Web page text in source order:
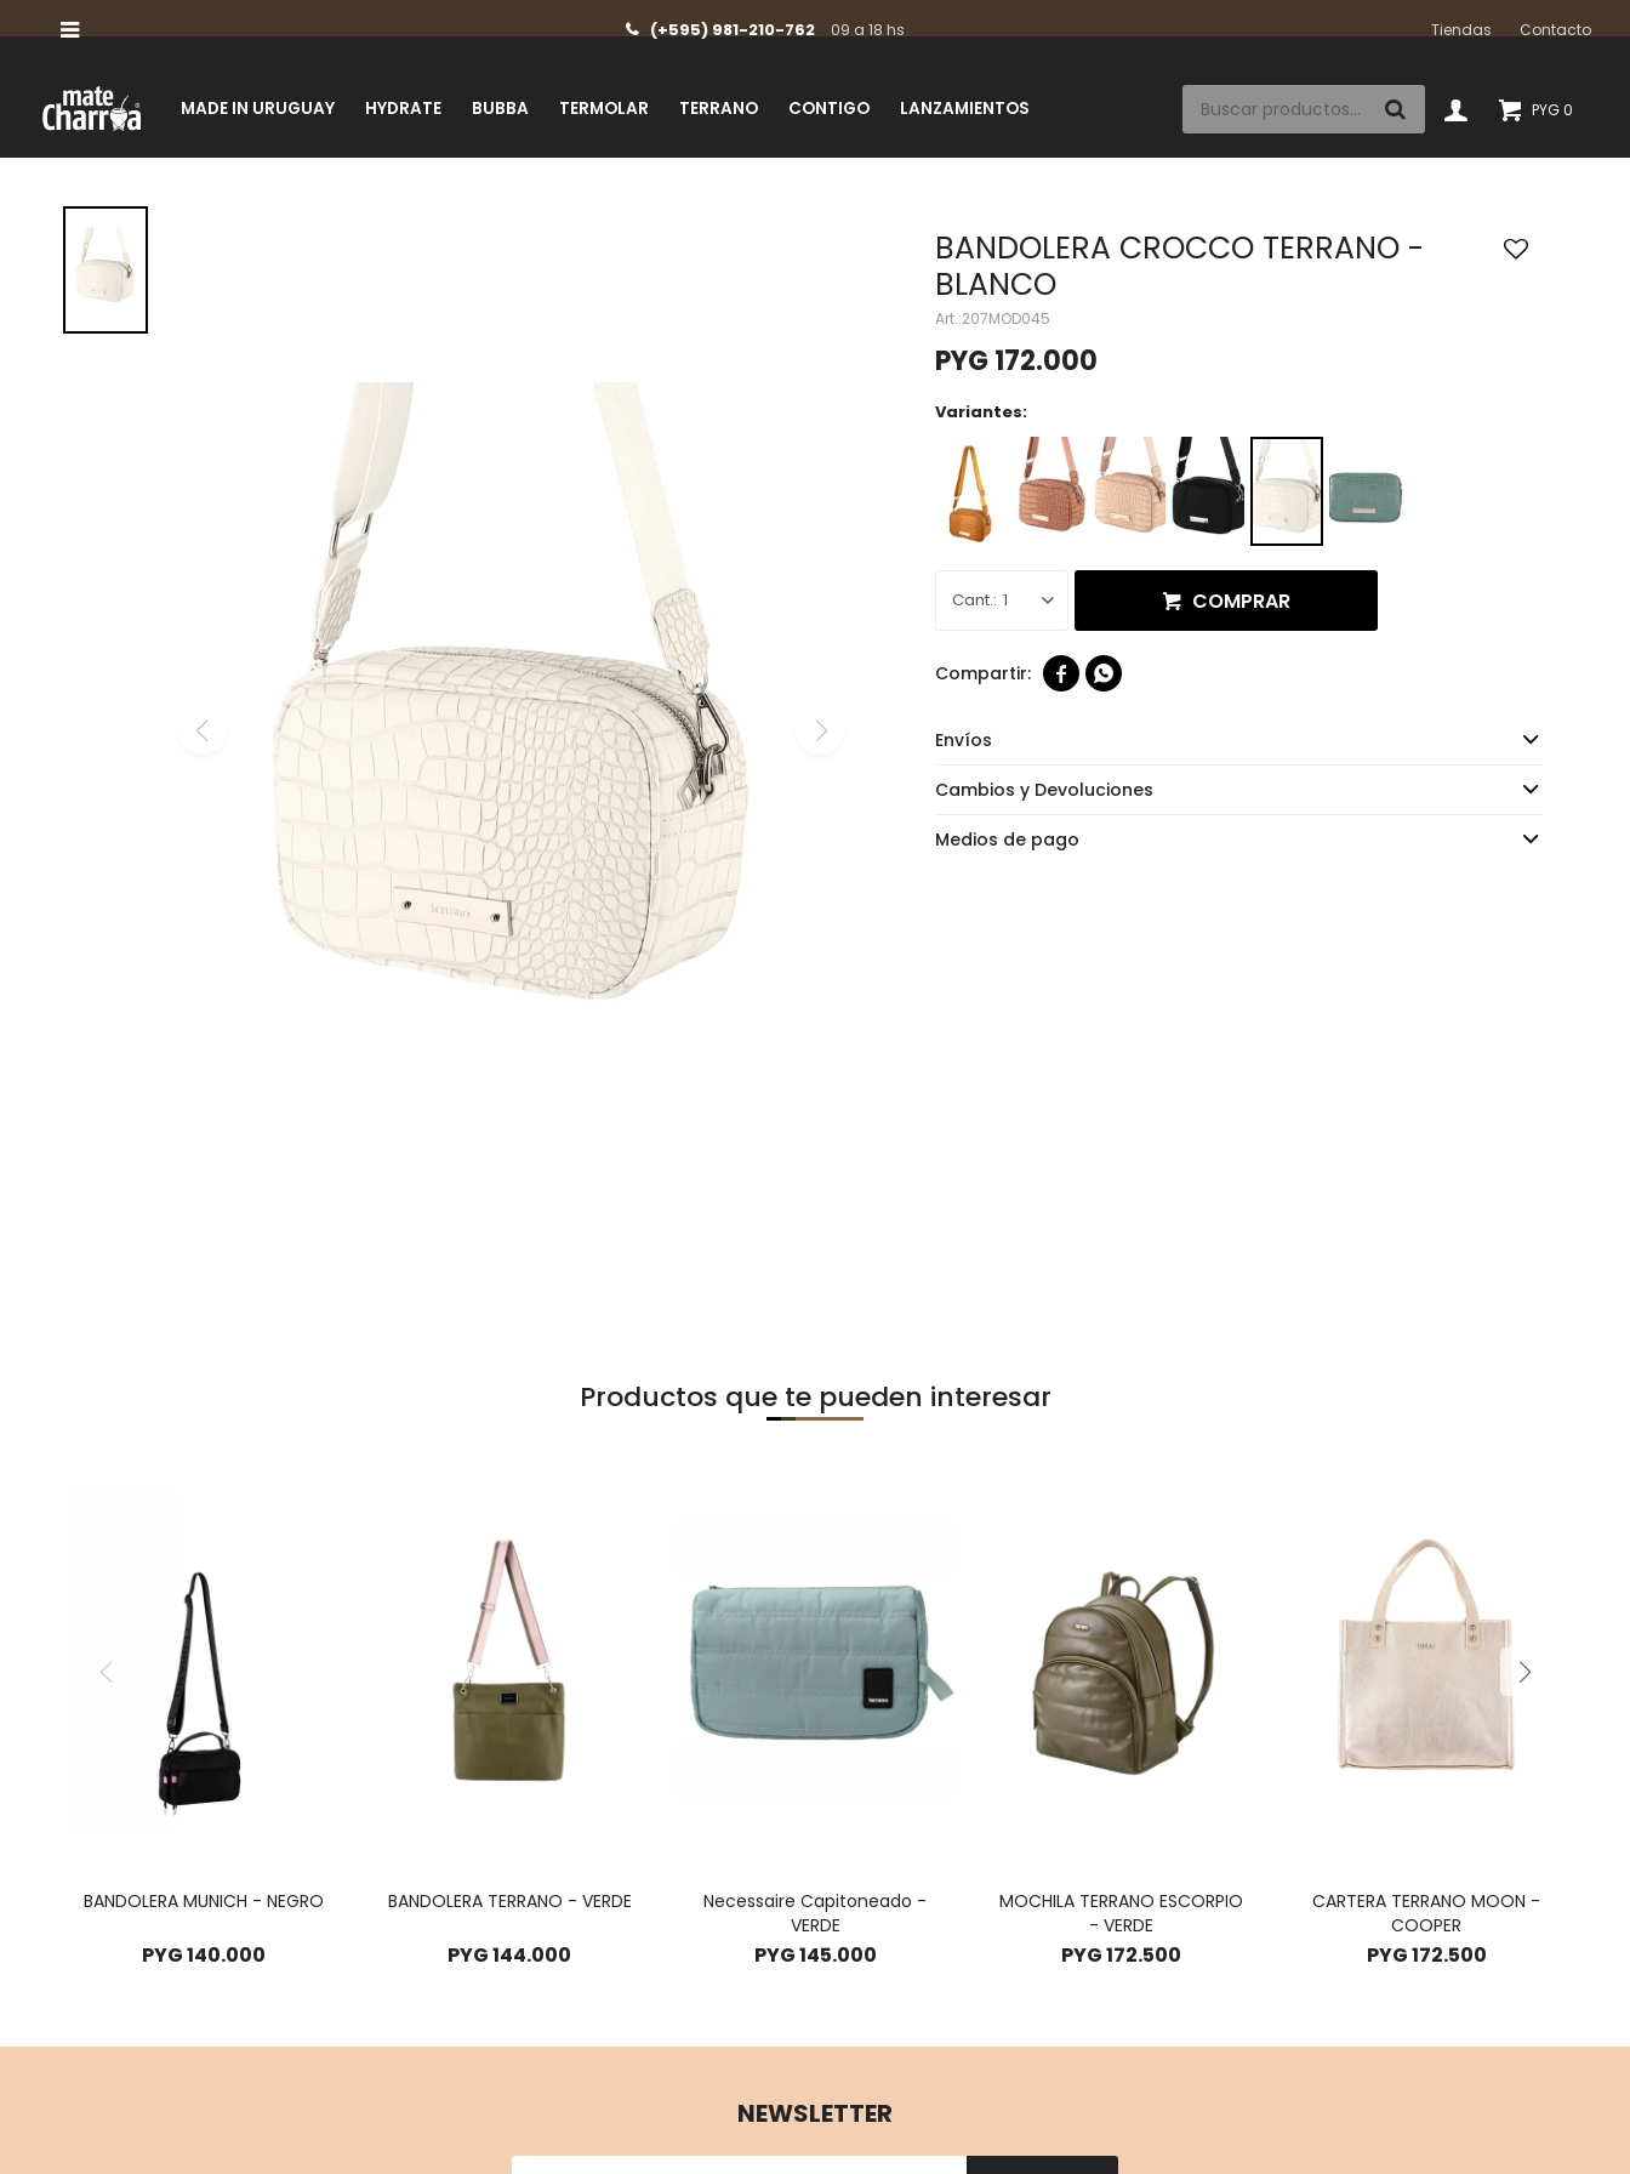
MADE IN URUGUAY HYDRATE BUBBA TERMOLAR TERRANO CONTIGO LANZAMIENTOS PYG0
(+595) 981-210-762 09 a 18 hs Tiendas Contacto

BANDOLERA CROCCO TERRANO -
BLANCO
207MOD045
PYG 172.000
Variantes:
1 COMPRAR
 
Envíos
Cambios y Devoluciones
Medios de pago
Productos que te pueden interesar
BANDOLERA MUNICH - NEGRO
PYG140.000
BANDOLERA TERRANO - VERDE
PYG144.000
Necessaire Capitoneado -
VERDE
PYG145.000
MOCHILA TERRANO ESCORPIO
- VERDE
PYG172.500
CARTERA TERRANO MOON -
COOPER
PYG172.500
NEWSLETTER